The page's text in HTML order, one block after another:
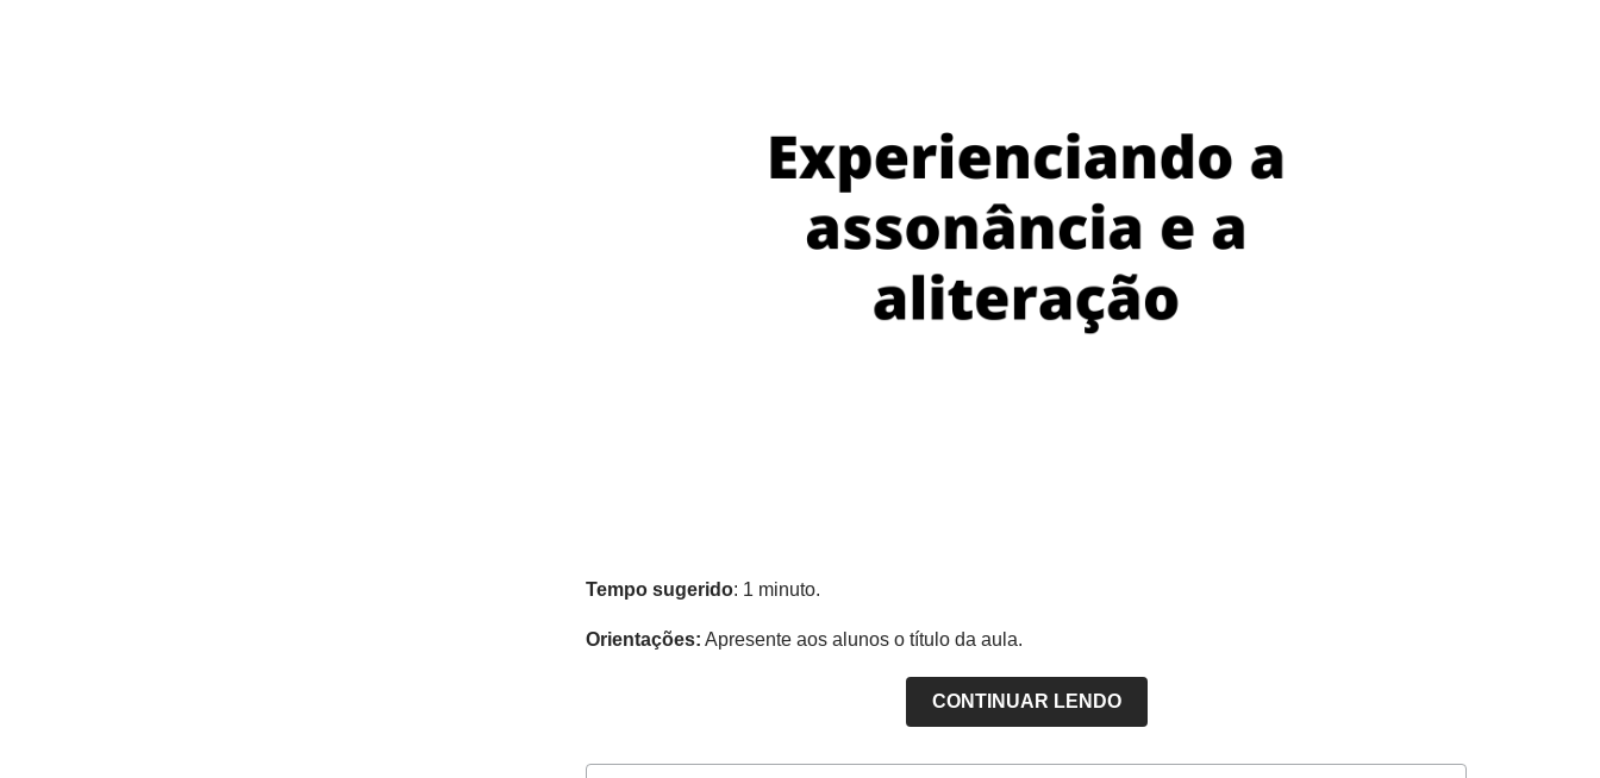
Tempo sugerido: 1 minuto.
Orientações: Apresente aos alunos o título da aula.
CONTINUAR LENDO